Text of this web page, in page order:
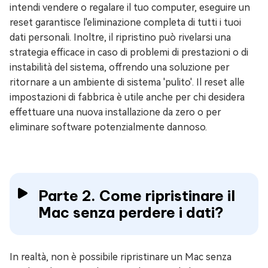
intendi vendere o regalare il tuo computer, eseguire un
reset garantisce l'eliminazione completa di tutti i tuoi
dati personali. Inoltre, il ripristino può rivelarsi una
strategia efficace in caso di problemi di prestazioni o di
instabilità del sistema, offrendo una soluzione per
ritornare a un ambiente di sistema 'pulito'. Il reset alle
impostazioni di fabbrica è utile anche per chi desidera
effettuare una nuova installazione da zero o per
eliminare software potenzialmente dannoso.
Parte 2. Come ripristinare il
Mac senza perdere i dati?
In realtà, non è possibile ripristinare un Mac senza